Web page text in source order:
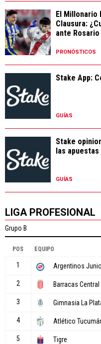
El Millonario
Clausura:
ante
PRONÓSTICOS
Stake App:
GUÍAS
Stake
las
GUÍAS
LIGA PROFESIONAL